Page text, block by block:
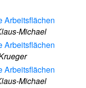
Arbeitsflächen
Michael
Arbeitsflächen
Arbeitsflächen
Michael